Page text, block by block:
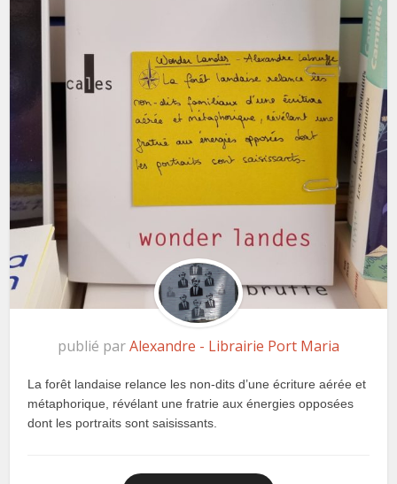
publié parAlexandre - Librairie Port Maria
La forêt landaise relance les non-dits d’une écriture aérée et
métaphorique, révélant une fratrie aux énergies opposées
dont les portraits sont saisissants.